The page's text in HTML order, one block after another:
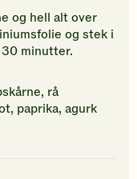
og hell alt over
og stek i
30 minutter.
rå
paprika, agurk